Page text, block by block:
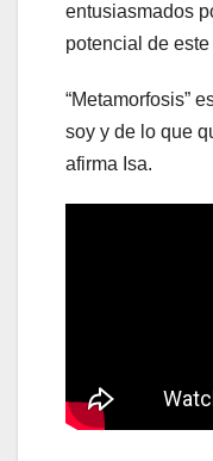
entusiasmados
potencial de
“Metamorfosis”
soy y de lo que
afirma Isa.